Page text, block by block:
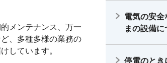
メンテナンス、万一
、多種多様の業務の
しています。
電気の安全
まの設備に
停電のとき